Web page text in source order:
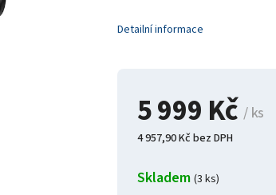
5 999 Kč/ ks
4 957,90 Kč bez DPH
Skladem (3 ks)
Detailní informace